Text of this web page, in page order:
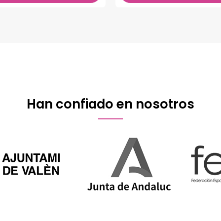
Han confiado en nosotros